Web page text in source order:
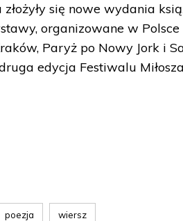
się nowe wydania
organizowane w
Paryż po Nowy Jork i
edycja Festiwalu
poezja wiersz